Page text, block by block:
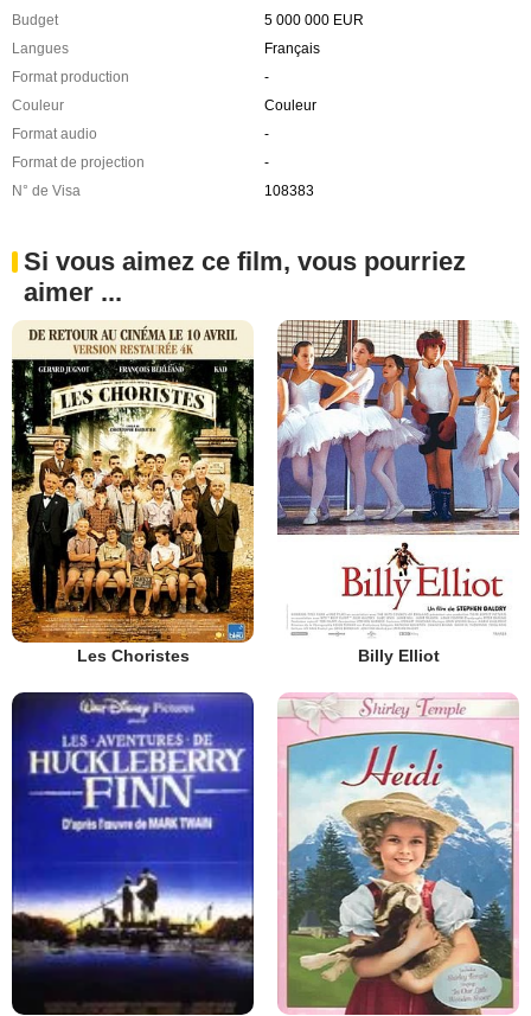
Budget
5 000 000 EUR
Langues
Français
Format production
-
Couleur
Couleur
Format audio
-
Format de projection
-
N° de Visa
108383
Si vous aimez ce film, vous pourriez
aimer ...
Les Choristes Billy Elliot